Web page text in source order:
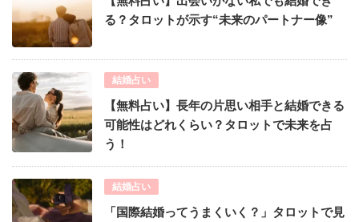
る？タロットが示す“未来のパートナー像”
結婚占い
【無料占い】長年の片思い相手と結婚できる
可能性はどれくらい？タロットで未来を占
う！
結婚占い
「国際結婚ってうまくいく？」タロットで見